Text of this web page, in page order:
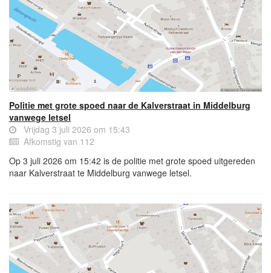
Politie met grote spoed naar de Kalverstraat in Middelburg
vanwege letsel
Vrijdag 3 juli 2026 om 15:43
Afkomstig van 112
Op 3 juli 2026 om 15:42 is de politie met grote spoed uitgereden
naar Kalverstraat te Middelburg vanwege letsel.